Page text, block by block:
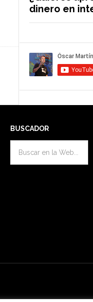
dinero en
BUSCADOR